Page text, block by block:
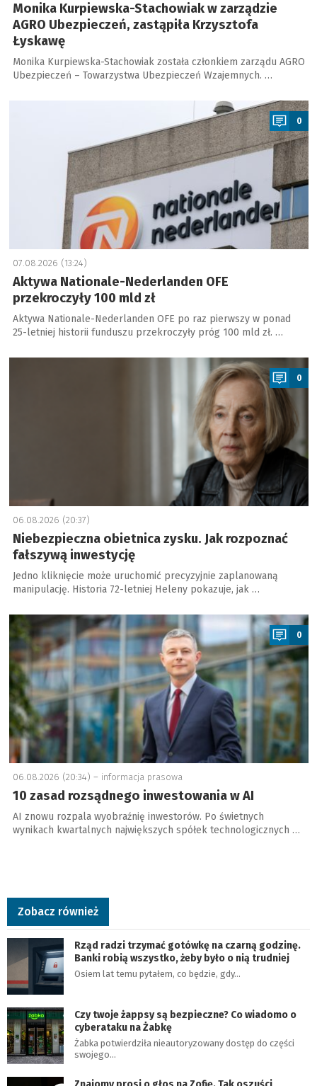
Monika Kurpiewska-Stachowiak w zarządzie
AGRO Ubezpieczeń, zastąpiła Krzysztofa
Łyskawę
Monika Kurpiewska-Stachowiak została członkiem zarządu AGRO
Ubezpieczeń – Towarzystwa Ubezpieczeń Wzajemnych. …
0
07.08.2026 (13:24)
Aktywa Nationale-Nederlanden OFE
przekroczyły 100 mld zł
Aktywa Nationale-Nederlanden OFE po raz pierwszy w ponad
25-letniej historii funduszu przekroczyły próg 100 mld zł. …
a
0
06.08.2026 (20:37)
Niebezpieczna obietnica zysku. Jak rozpoznać
fałszywą inwestycję
Jedno kliknięcie może uruchomić precyzyjnie zaplanowaną
manipulację. Historia 72-letniej Heleny pokazuje, jak …
a
0
06.08.2026 (20:34) – informacja prasowa
10 zasad rozsądnego inwestowania w AI
AI znowu rozpala wyobraźnię inwestorów. Po świetnych
wynikach kwartalnych największych spółek technologicznych …
Zobacz również
Rząd radzi trzymać gotówkę na czarną godzinę.
Banki robią wszystko, żeby było o nią trudniej
Osiem lat temu pytałem, co będzie, gdy…
Czy twoje żappsy są bezpieczne? Co wiadomo o
cyberataku na Żabkę
Żabka potwierdziła nieautoryzowany dostęp do części
swojego…